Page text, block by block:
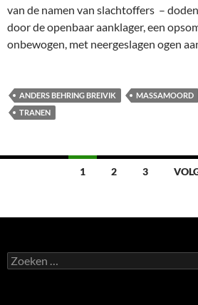
van de namen van slachtoffers –
door de openbaar aanklager, een
onbewogen, met neergeslagen ogen
ANDERS BEHRING BREIVIK MASSAMOORD
TRANEN
Berichten1 2 3
Zoeken
naar: